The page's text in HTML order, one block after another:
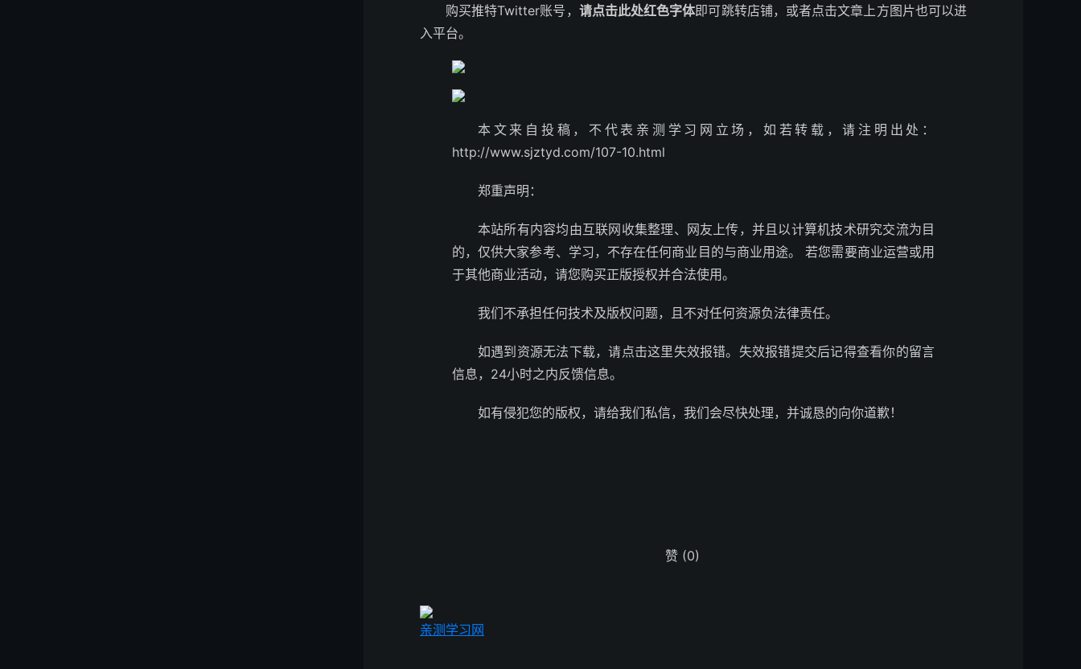
购买推特Twitter账号， 请点击此处红色字体即可跳转店铺，或者点击文章上方图片也可以进
入平台。
本文来自投稿，不代表亲测学习网立场，如若转载，请注明出处：
http://www.sjztyd.com/107-10.html
郑重声明：
本站所有内容均由互联网收集整理、网友上传，并且以计算机技术研究交流为目
的，仅供大家参考、学习，不存在任何商业目的与商业用途。 若您需要商业运营或用
于其他商业活动，请您购买正版授权并合法使用。
我们不承担任何技术及版权问题，且不对任何资源负法律责任。
如遇到资源无法下载，请点击这里失效报错。失效报错提交后记得查看你的留言
信息，24小时之内反馈信息。
如有侵犯您的版权，请给我们私信，我们会尽快处理，并诚恳的向你道歉！
赞 (0)
亲测学习网